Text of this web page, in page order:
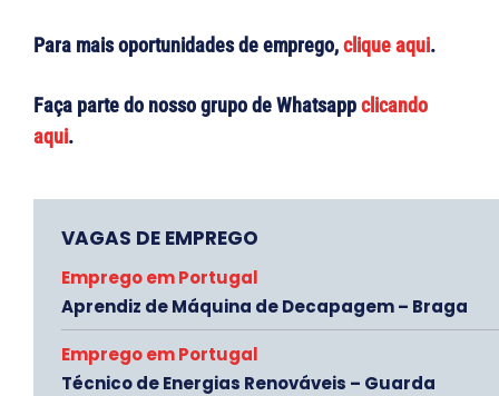
Para mais oportunidades de emprego,clique aqui.
Faça parte do nosso grupo de Whatsappclicando
aqui.
VAGAS DE EMPREGO
Emprego em Portugal
Aprendiz de Máquina de Decapagem – Braga
Emprego em Portugal
Técnico de Energias Renováveis – Guarda